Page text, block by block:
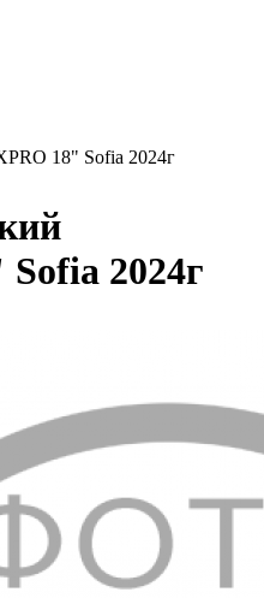
18" Sofia 2024г
2024г